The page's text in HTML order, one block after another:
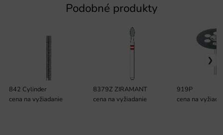
Podobné produkty
842 Cylinder
cena na vyžiadanie
8379Z ZIRAMANT
cena na vyžiadanie
919P
cena na